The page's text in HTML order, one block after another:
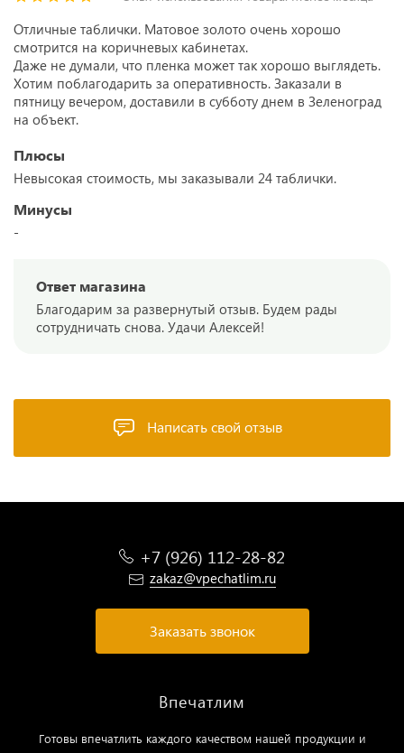
Написать свой отзыв
Отличные таблички. Матовое золото очень хорошо
смотрится на коричневых кабинетах.
Даже не думали, что пленка может так хорошо выглядеть.
Хотим поблагодарить за оперативность. Заказали в
пятницу вечером, доставили в субботу днем в Зеленоград
на объект.
Плюсы
Невысокая стоимость, мы заказывали 24 таблички.
Минусы
-
Ответ магазина
Благодарим за развернутый отзыв. Будем рады
сотрудничать снова. Удачи Алексей!
+7 (926) 112-28-82
zakaz@vpechatlim.ru
Заказать звонок
Впечатлим
Готовы впечатлить каждого качеством нашей продукции и